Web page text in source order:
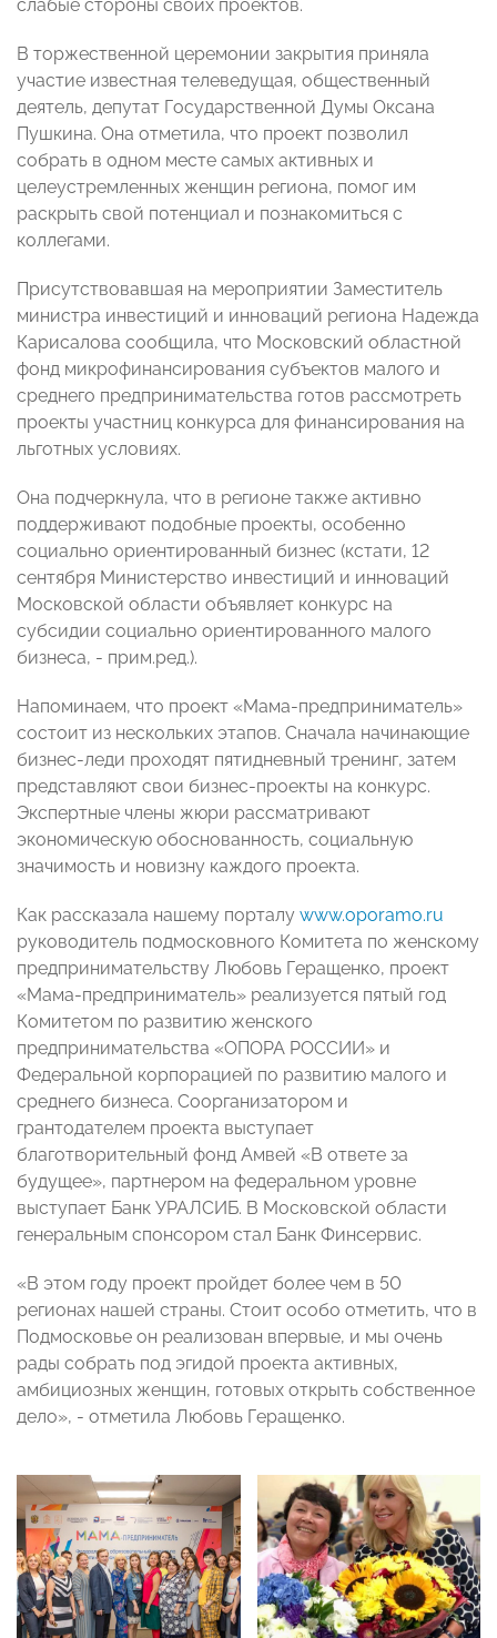
слабые стороны своих проектов.
В торжественной церемонии закрытия приняла
участие известная телеведущая, общественный
деятель, депутат Государственной Думы Оксана
Пушкина. Она отметила, что проект позволил
собрать в одном месте самых активных и
целеустремленных женщин региона, помог им
раскрыть свой потенциал и познакомиться с
коллегами.
Присутствовавшая на мероприятии Заместитель
министра инвестиций и инноваций региона Надежда
Карисалова сообщила, что Московский областной
фонд микрофинансирования субъектов малого и
среднего предпринимательства готов рассмотреть
проекты участниц конкурса для финансирования на
льготных условиях.
Она подчеркнула, что в регионе также активно
поддерживают подобные проекты, особенно
социально ориентированный бизнес (кстати, 12
сентября Министерство инвестиций и инноваций
Московской области объявляет конкурс на
субсидии социально ориентированного малого
бизнеса, - прим.ред.).
Напоминаем, что проект «Мама-предприниматель»
состоит из нескольких этапов. Сначала начинающие
бизнес-леди проходят пятидневный тренинг, затем
представляют свои бизнес-проекты на конкурс.
Экспертные члены жюри рассматривают
экономическую обоснованность, социальную
значимость и новизну каждого проекта.
Как рассказала нашему порталу www.oporamo.ru
руководитель подмосковного Комитета по женскому
предпринимательству Любовь Геращенко, проект
«Мама-предприниматель» реализуется пятый год
Комитетом по развитию женского
предпринимательства «ОПОРА РОССИИ» и
Федеральной корпорацией по развитию малого и
среднего бизнеса. Соорганизатором и
грантодателем проекта выступает
благотворительный фонд Амвей «В ответе за
будущее», партнером на федеральном уровне
выступает Банк УРАЛСИБ. В Московской области
генеральным спонсором стал Банк Финсервис.
«В этом году проект пройдет более чем в 50
регионах нашей страны. Стоит особо отметить, что в
Подмосковье он реализован впервые, и мы очень
рады собрать под эгидой проекта активных,
амбициозных женщин, готовых открыть собственное
дело», - отметила Любовь Геращенко.